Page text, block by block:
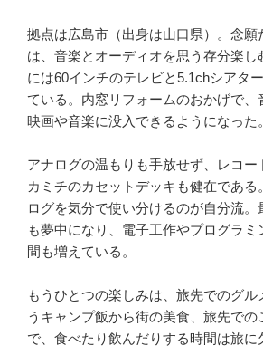
拠点は広島市（出身は山口県）。念願
は、音楽とオーディオを思う存分楽し
には60インチのテレビと5.1chシアタ
ている。内窓リフォームのおかげで、
映画や音楽に没入できるようになった。
アナログの温もりも手放せず、レコー
カミチのカセットデッキも健在である
ログを気分で使い分けるのが自分流。
も夢中になり、電子工作やプログラ
間も増えている。
もうひとつの楽しみは、旅先でのグル
うキャンプ飯から街の美食、旅先での
で、食べたり飲んだりする時間は旅に